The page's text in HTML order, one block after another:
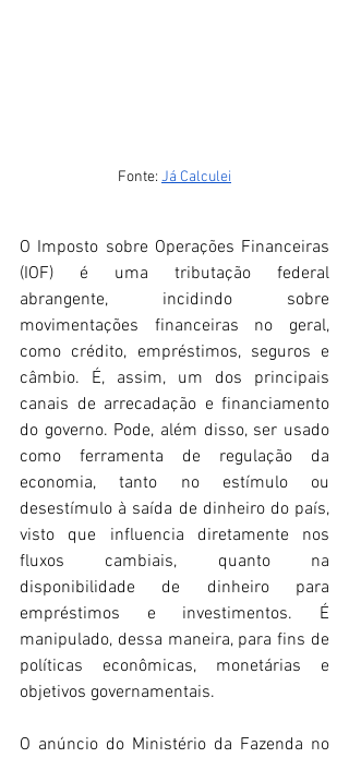
Fonte: Já Calculei
O Imposto sobre Operações Financeiras
(IOF) é uma tributação federal
abrangente, incidindo sobre
movimentações financeiras no geral,
como crédito, empréstimos, seguros e
câmbio. É, assim, um dos principais
canais de arrecadação e financiamento
do governo. Pode, além disso, ser usado
como ferramenta de regulação da
economia, tanto no estímulo ou
desestímulo à saída de dinheiro do país,
visto que influencia diretamente nos
fluxos cambiais, quanto na
disponibilidade de dinheiro para
empréstimos e investimentos. É
manipulado, dessa maneira, para fins de
políticas econômicas, monetárias e
objetivos governamentais.
O anúncio do Ministério da Fazenda no